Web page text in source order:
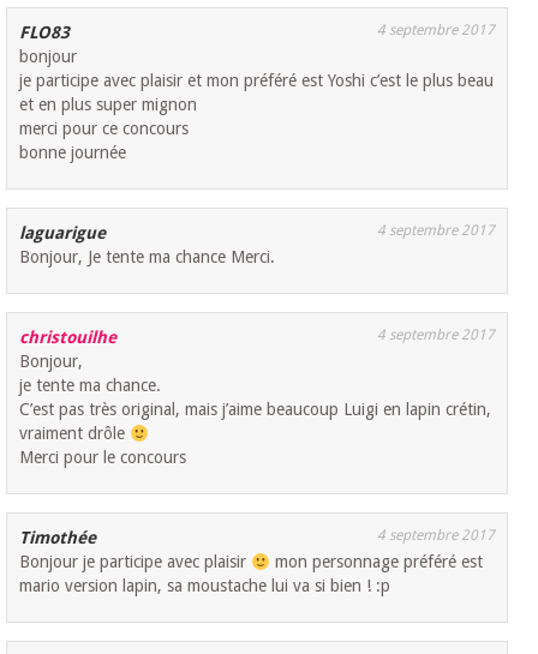
FLO83 4 septembre 2017
bonjour
je participe avec plaisir et mon préféré est Yoshi c’est le plus beau
et en plus super mignon
merci pour ce concours
bonne journée
laguarigue 4 septembre 2017
Bonjour, Je tente ma chance Merci.
christouilhe 4 septembre 2017
Bonjour,
je tente ma chance.
C’est pas très original, mais j’aime beaucoup Luigi en lapin crétin,
vraiment drôle
Merci pour le concours
Timothée 4 septembre 2017
Bonjour je participe avec plaisir
mon personnage préféré est
mario version lapin, sa moustache lui va si bien ! :p